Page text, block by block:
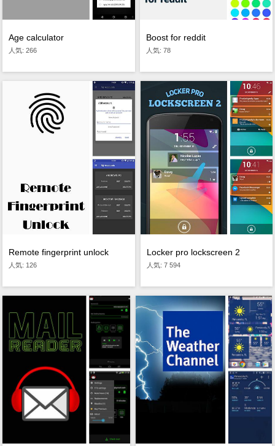
Age calculator
人気: 266
Boost for reddit
人気: 78
Remote fingerprint unlock
人気: 126
Locker pro lockscreen 2
人気: 7 594